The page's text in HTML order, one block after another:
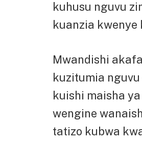
kuhusu nguvu
kuanzia kwenye
Mwandishi
kuzitumia
kuishi maisha
wengine
tatizo kubwa